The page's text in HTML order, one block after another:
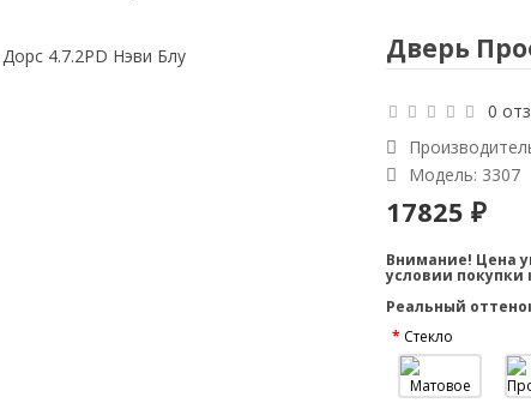
Дверь
0
Модель: 3307
17825 ₽
Внимание! Цена
условии покупки
Реальный
Стекло